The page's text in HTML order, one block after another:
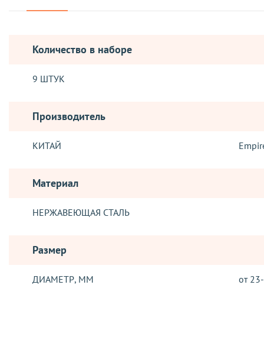
Количество в наборе
9 ШТУК
Производитель
КИТАЙ
Материал
НЕРЖАВЕЮЩАЯ СТАЛЬ
Размер
ДИАМЕТР, ММ от